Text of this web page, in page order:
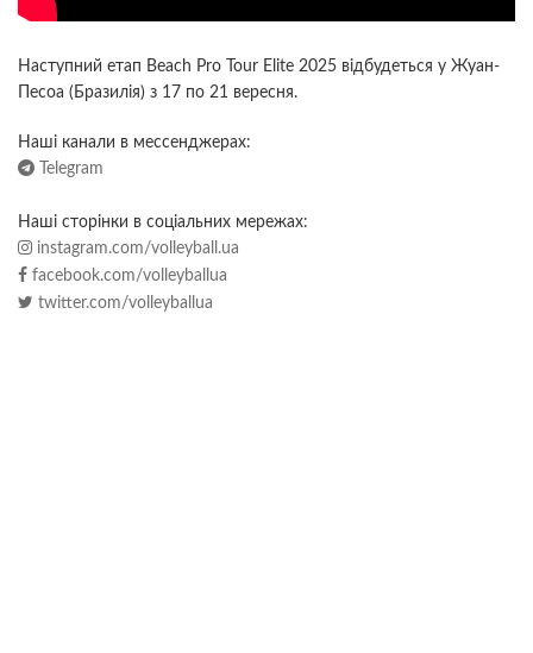
Наступний етап Beach Pro Tour Elite 2025 відбудеться у Жуан-
Песоа (Бразилія) з 17 по 21 вересня.
Наші канали в мессенджерах:
Telegram
Наші сторінки в соціальних мережах:
instagram.com/volleyball.ua
facebook.com/volleyballua
twitter.com/volleyballua